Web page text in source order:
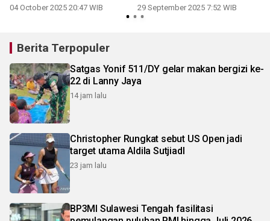
04 October 2025 20:47 WIB 29 September 2025 7:52 WIB
Berita Terpopuler
Satgas Yonif 511/DY gelar makan bergizi ke-
22 di Lanny Jaya
14 jam lalu
Christopher Rungkat sebut US Open jadi
target utama Aldila SutjiadI
23 jam lalu
BP3MI Sulawesi Tengah fasilitasi